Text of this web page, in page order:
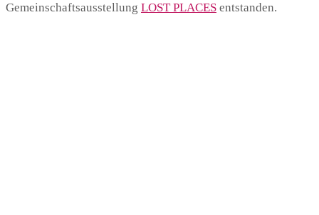
Gemeinschaftsausstellung LOST PLACES entstanden.